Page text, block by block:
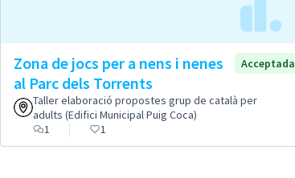
Zona de jocs per a nens i nenes
al Parc dels Torrents
Acceptada
Taller elaboració propostes grup de català per
adults (Edifici Municipal Puig Coca)
1
1